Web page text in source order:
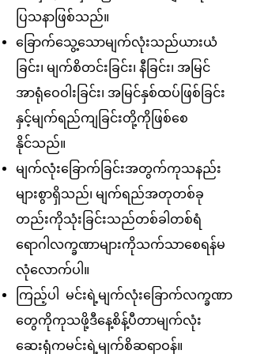
ပြသနာဖြစ်သည်။
ခြောက်သွေ့သောမျက်လုံးသည်ယားယံ
ခြင်း၊ မျက်စိတင်းခြင်း၊ နီခြင်း၊ အမြင်
အာရုံဝေဝါးခြင်း၊ အမြင်နှစ်ထပ်ဖြစ်ခြင်း
နှင့်မျက်ရည်ကျခြင်းတို့ကိုဖြစ်စေ
နိုင်သည်။
မျက်လုံးခြောက်ခြင်းအတွက်ကုသနည်း
များစွာရှိသည်၊ မျက်ရည်အတုတစ်ခု
တည်းကိုသုံးခြင်းသည်တစ်ခါတစ်ရံ
ရောဂါလက္ခဏာများကိုသက်သာစေရန်မ
လုံလောက်ပါ။
ကြည့်ပါ
မင်းရဲ့မျက်လုံးခြောက်လက္ခဏာ
တွေကိုကုသဖို့ဒီနေ့စိန့်ပီတာမျက်လုံး
ဆေးရုံကမင်းရဲ့မျက်စိဆရာဝန်။